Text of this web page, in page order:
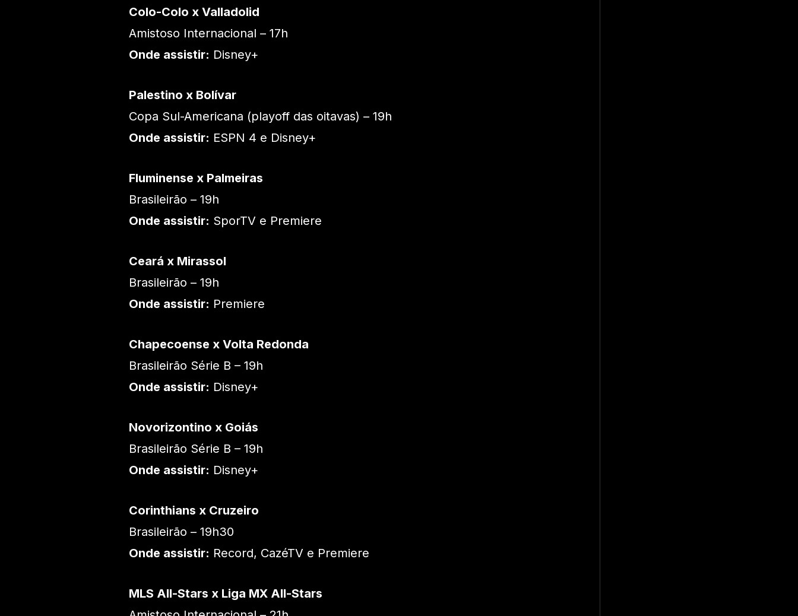
Colo-Colo x Valladolid
Amistoso Internacional – 17h
Onde assistir: Disney+
Palestino x Bolívar
Copa Sul-Americana (playoff das oitavas) – 19h
Onde assistir: ESPN 4 e Disney+
Fluminense x Palmeiras
Brasileirão – 19h
Onde assistir: SporTV e Premiere
Ceará x Mirassol
Brasileirão – 19h
Onde assistir: Premiere
Chapecoense x Volta Redonda
Brasileirão Série B – 19h
Onde assistir: Disney+
Novorizontino x Goiás
Brasileirão Série B – 19h
Onde assistir: Disney+
Corinthians x Cruzeiro
Brasileirão – 19h30
Onde assistir: Record, CazéTV e Premiere
MLS All-Stars x Liga MX All-Stars